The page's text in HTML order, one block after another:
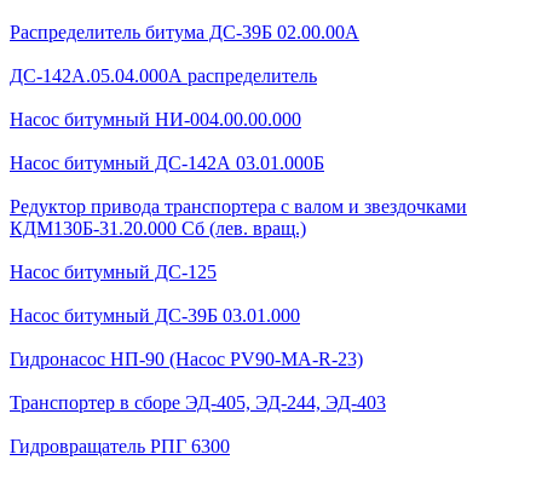
Распределитель битума ДС-39Б 02.00.00А
ДС-142А.05.04.000А распределитель
Насос битумный НИ-004.00.00.000
Насос битумный ДС-142А 03.01.000Б
Редуктор привода транспортера с валом и звездочками
КДМ130Б-31.20.000 Сб (лев. вращ.)
Насос битумный ДС-125
Насос битумный ДС-39Б 03.01.000
Гидронасос НП-90 (Насос PV90-MA-R-23)
Транспортер в сборе ЭД-405, ЭД-244, ЭД-403
Гидровращатель РПГ 6300